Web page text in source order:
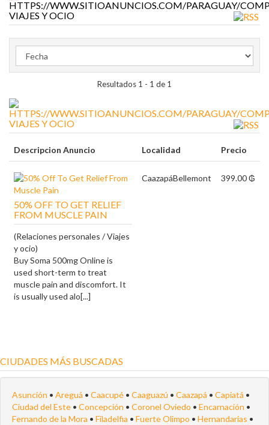
VIAJES Y OCIO
Resultados 1 - 1 de 1
VIAJES Y OCIO
Descripcion Anuncio Localidad Precio
50% OFF TO GET RELIEF
FROM MUSCLE PAIN
(Relaciones personales / Viajes
y ocio)
Buy Soma 500mg Online is
used short-term to treat
muscle pain and discomfort. It
is usually used alo[...]
CaazapáBellemont 399.00 ₲
CIUDADES MÁS BUSCADAS
Asunción • Areguá • Caacupé • Caaguazú • Caazapá • Capiatá •
Ciudad del Este • Concepción • Coronel Oviedo • Encarnación •
Fernando de la Mora • Filadelfia • Fuerte Olimpo • Hernandarias •